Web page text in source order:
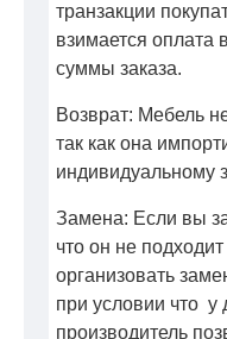
транзакции
взимается
суммы заказа.
Возврат: Мебель
так как она
индивидуальному
Замена: Если вы
что он не
организовать
при условии что у
производитель